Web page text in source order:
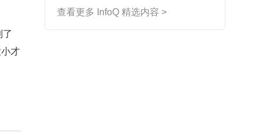
才
查看更多 InfoQ 精选内容 >